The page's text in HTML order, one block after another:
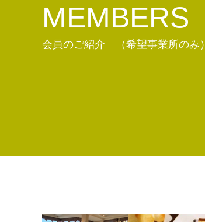
MEMBERS
会員のご紹介 （希望事業所のみ）